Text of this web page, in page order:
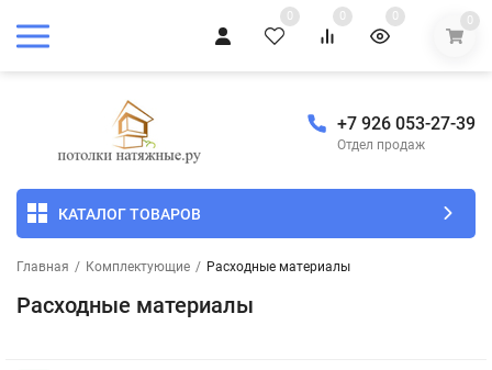
0 0 0 0
+7 926 053-27-39
Отдел продаж
КАТАЛОГ ТОВАРОВ
Главная / Комплектующие / Расходные материалы
Расходные материалы